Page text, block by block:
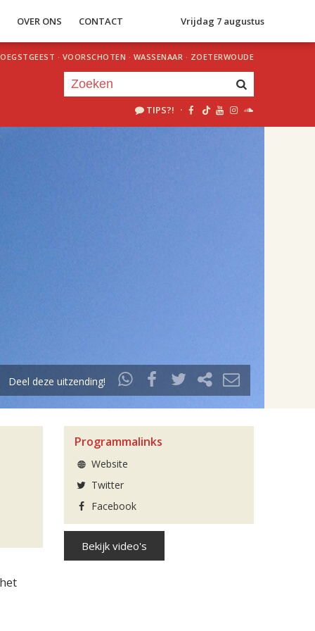
OVER ONS CONTACT Vrijdag 7 augustus
OEGSTGEEST · VOORSCHOTEN · WASSENAAR · ZOETERWOUDE
TIPS?! ·
Deel deze uitzending!
Programmalinks
Website
Twitter
Facebook
Bekijk video's